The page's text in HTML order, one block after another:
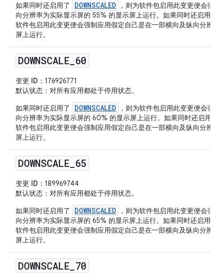
如果同时还启用了
DOWNSCALED
，则为软件包启用此变更便会
向分辨率为实际显示屏的 55% 的显示屏上运行。如果同时还启用
软件包启用此变更便会强制应用假定自己是在一部横向及纵向分辨
屏上运行。
DOWNSCALE 60
变更 ID ：176926771
默认状态 ：对所有应用都处于停用状态。
如果同时还启用了
DOWNSCALED
，则为软件包启用此变更便会
向分辨率为实际显示屏的 60% 的显示屏上运行。如果同时还启用
软件包启用此变更便会强制应用假定自己是在一部横向及纵向分辨
屏上运行。
DOWNSCALE 65
变更 ID ：189969744
默认状态 ：对所有应用都处于停用状态。
如果同时还启用了
DOWNSCALED
，则为软件包启用此变更便会
向分辨率为实际显示屏的 65% 的显示屏上运行。如果同时还启用
软件包启用此变更便会强制应用假定自己是在一部横向及纵向分辨
屏上运行。
DOWNSCALE 70